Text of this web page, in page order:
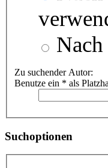
Zu suchender Autor:
Benutze ein * als
Suchoptionen